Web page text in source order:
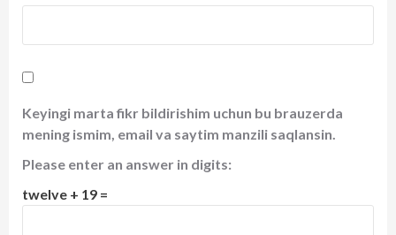
Keyingi marta fikr bildirishim uchun bu brauzerda
mening ismim, email va saytim manzili saqlansin.
Please enter an answer in digits:
twelve + 19 =